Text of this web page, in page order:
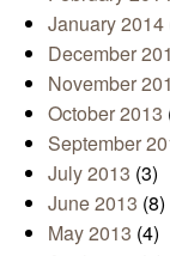
January 2014
December
November
October 2013
September
July 2013 (3)
June 2013 (8)
May 2013 (4)